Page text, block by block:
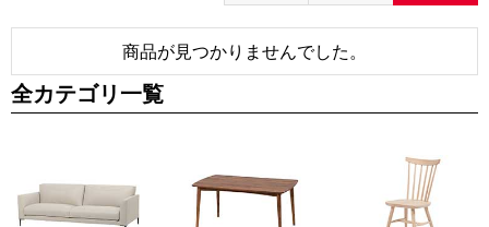
商品が見つかりませんでした。
全カテゴリ一覧